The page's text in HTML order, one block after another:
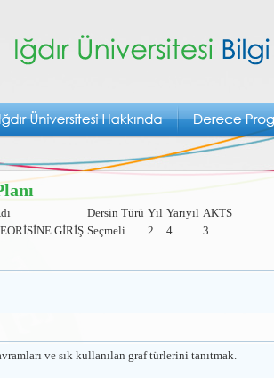
Dersin Türü Yıl Yarıyıl AKTS
GİRİŞ Seçmeli 2 4 3
ve sık kullanılan graf türlerini tanıtmak.